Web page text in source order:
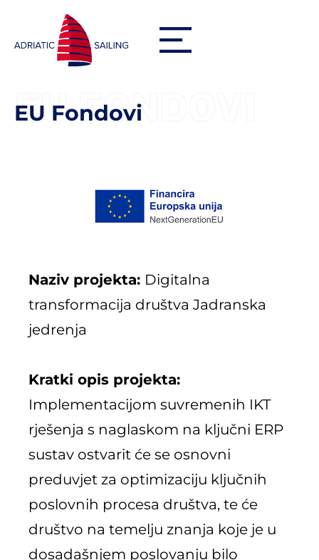
EU FONDOVI
EU Fondovi
Naziv projekta: Digitalna
transformacija društva Jadranska
jedrenja
Kratki opis projekta:
Implementacijom suvremenih IKT
rješenja s naglaskom na ključni ERP
sustav ostvarit će se osnovni
preduvjet za optimizaciju ključnih
poslovnih procesa društva, te će
društvo na temelju znanja koje je u
dosadašnjem poslovanju bilo